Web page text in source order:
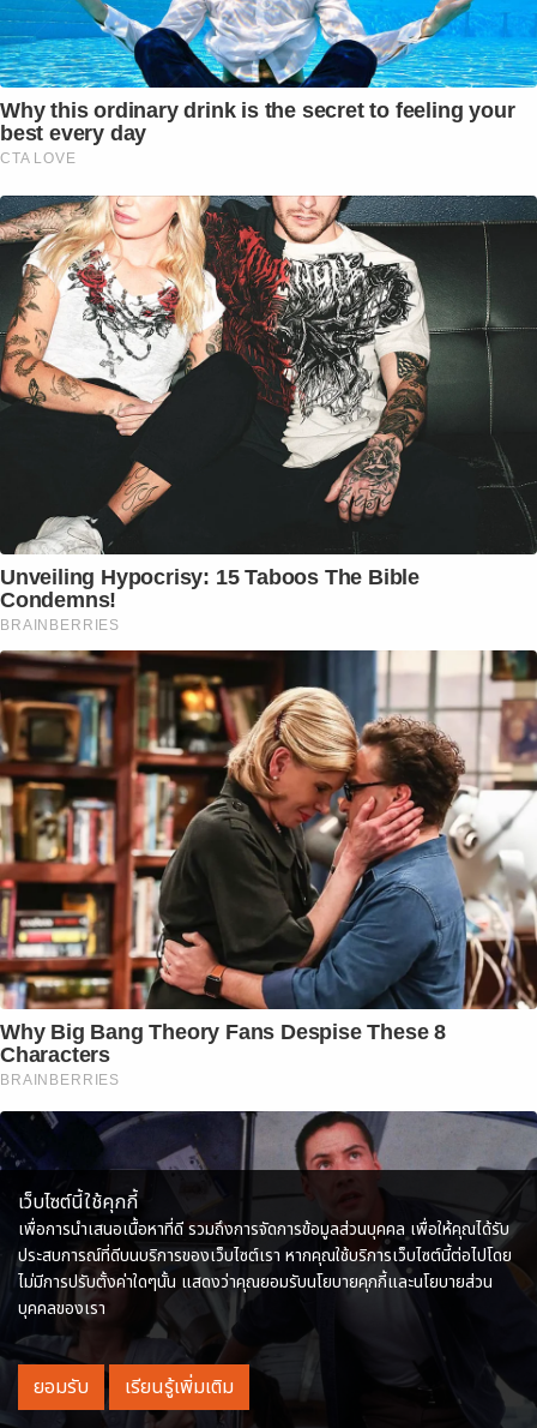
Why this ordinary drink is the secret to feeling your
best every day
CTA LOVE
Unveiling Hypocrisy: 15 Taboos The Bible
Condemns!
BRAINBERRIES
Why Big Bang Theory Fans Despise These 8
Characters
BRAINBERRIES
เว็บไซต์นี้ใช้คุกกี้
เพื่อการนำเสนอเนื้อหาที่ดี รวมถึงการจัดการข้อมูลส่วนบุคคล เพื่อให้คุณได้รับ
ประสบการณ์ที่ดีบนบริการของเว็บไซต์เรา หากคุณใช้บริการเว็บไซต์นี้ต่อไปโดย
ไม่มีการปรับตั้งค่าใดๆนั้น แสดงว่าคุณยอมรับนโยบายคุกกี้และนโยบายส่วน
บุคคลของเรา
ยอมรับ เรียนรู้เพิ่มเติม